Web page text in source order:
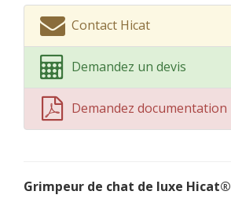
Contact Hicat
Demandez un devis
Demandez documentation
Grimpeur de chat de luxe Hicat®